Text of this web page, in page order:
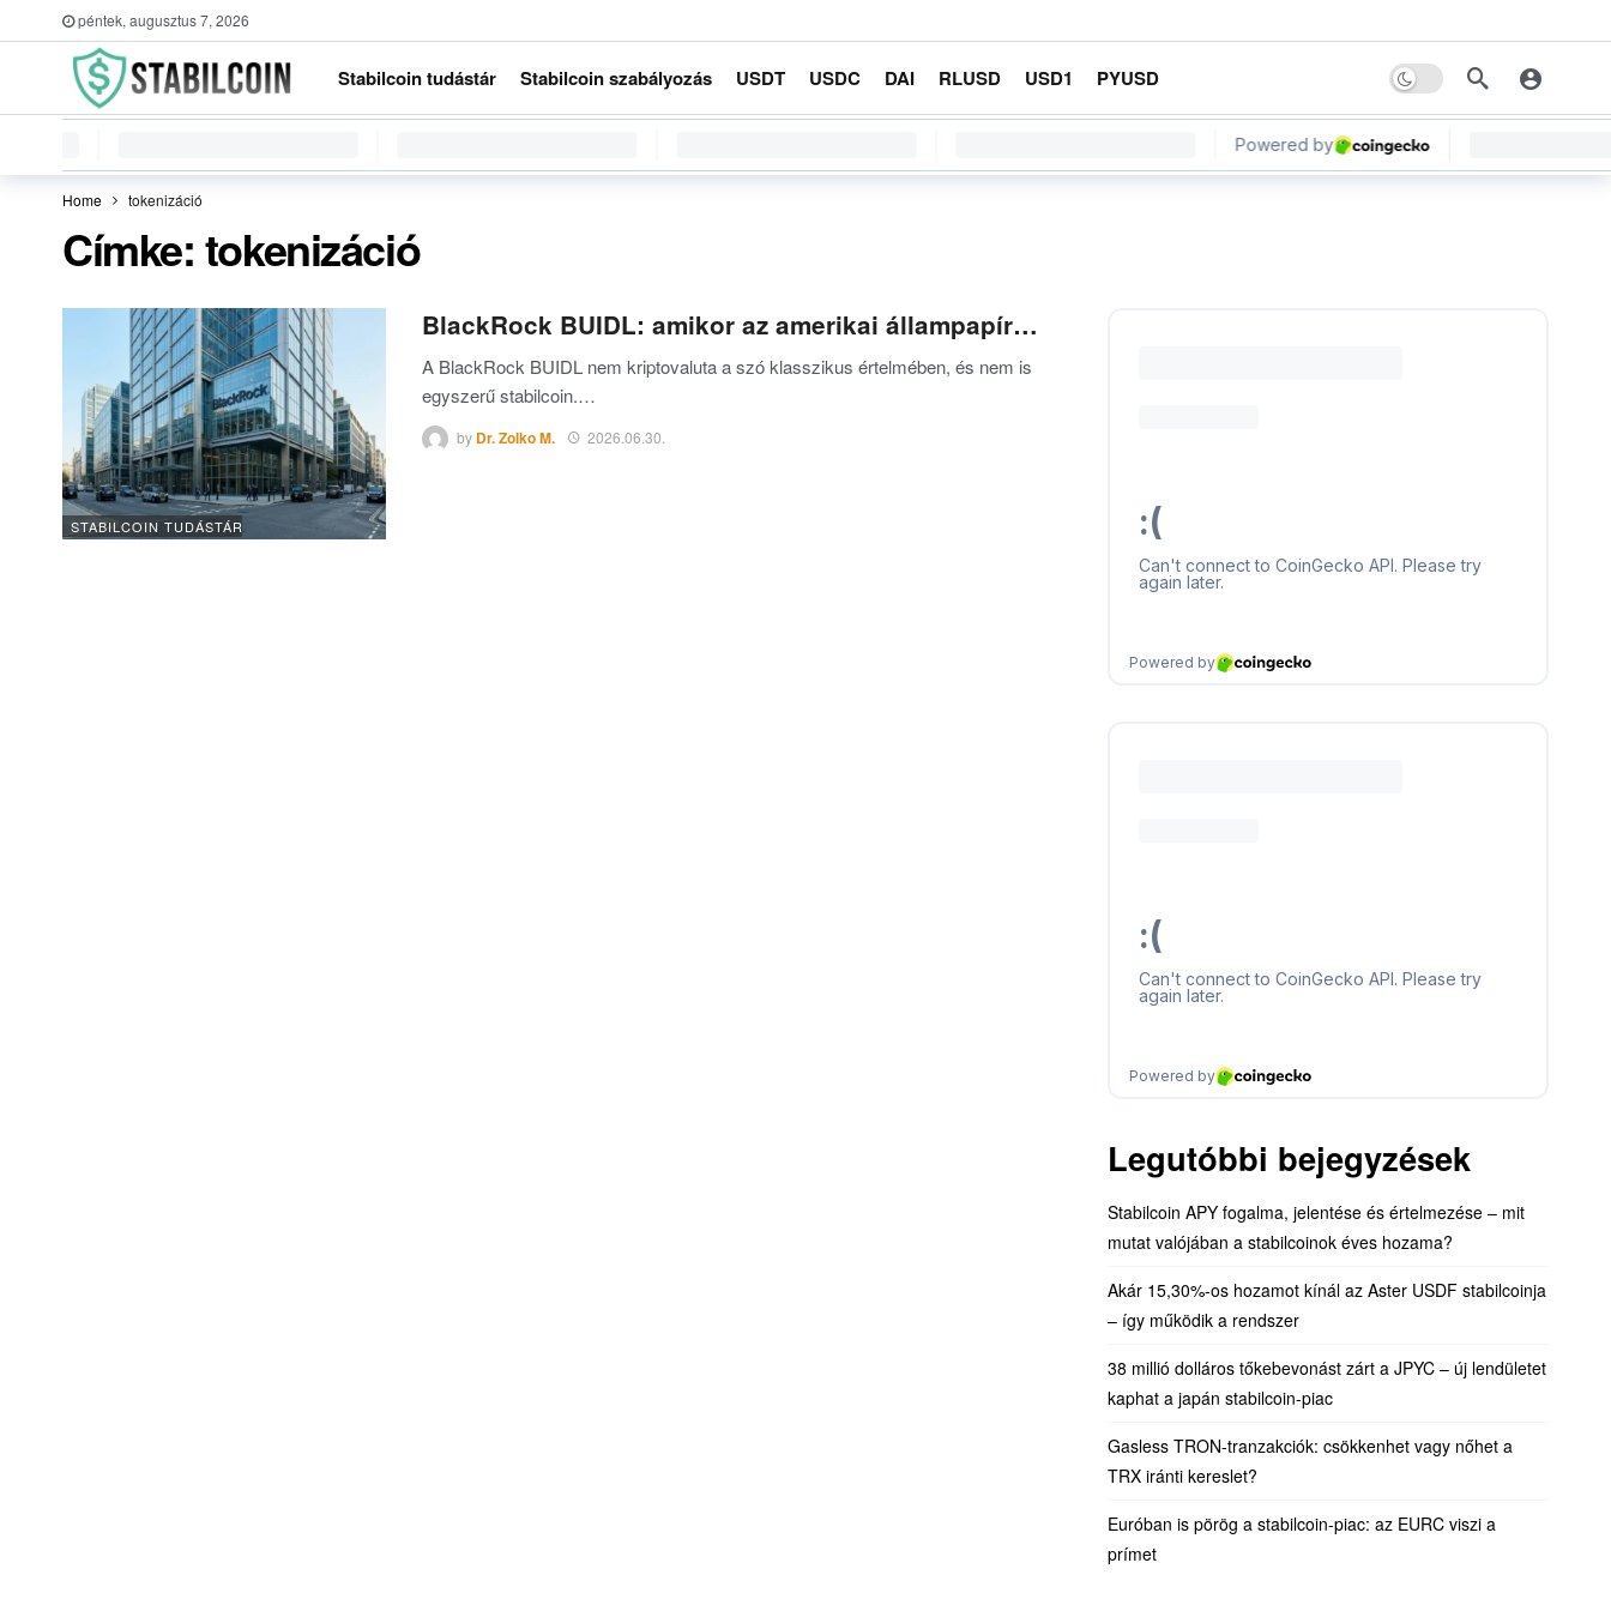
péntek, augusztus 7, 2026
Stabilcoin tudástár Stabilcoin szabályozás USDT USDC DAI RLUSD USD1 PYUSD
Home tokenizáció
Címke:tokenizáció
STABILCOIN TUDÁSTÁR
BlackRock BUIDL: amikor az amerikai állampapír…
A BlackRock BUIDL nem kriptovaluta a szó klasszikus értelmében, és nem is
egyszerű stabilcoin.…
by Dr. Zolko M. 2026.06.30.
Legutóbbi bejegyzések
Stabilcoin APY fogalma, jelentése és értelmezése – mit
mutat valójában a stabilcoinok éves hozama?
Akár 15,30%-os hozamot kínál az Aster USDF stabilcoinja
– így működik a rendszer
38 millió dolláros tőkebevonást zárt a JPYC – új lendületet
kaphat a japán stabilcoin-piac
Gasless TRON-tranzakciók: csökkenhet vagy nőhet a
TRX iránti kereslet?
Euróban is pörög a stabilcoin-piac: az EURC viszi a
prímet